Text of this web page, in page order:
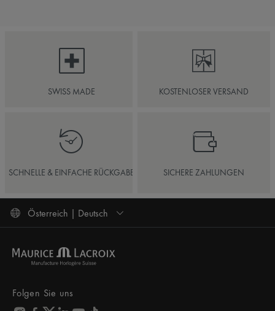
SWISS MADE KOSTENLOSER VERSAND
SCHNELLE & EINFACHE RÜCKGABE SICHERE ZAHLUNGEN
Österreich | Deutsch
Folgen Sie uns